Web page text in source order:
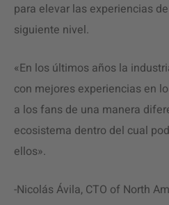
para elevar las experiencias
siguiente nivel.
«En los últimos años la
con mejores experiencias en
a los fans de una manera
ecosistema dentro del cual
ellos».
-Nicolás Ávila, CTO of North